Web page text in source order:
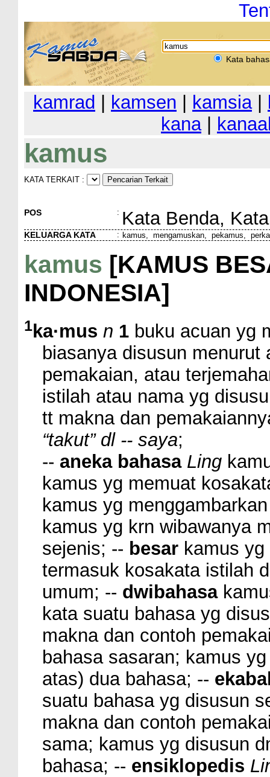
Kata
kamrad kamsen kamsia|
kana|
kamus
KATA TERKAIT :
POS : Kata Benda,
KELUARGA KATA : kamus, mengamuskan, pekamus,
kamus [KAMUS
INDONESIA]
1 ka·mus n 1 buku acuan yg
biasanya disusun
pemakaian, atau
istilah atau nama yg
tt makna dan
“takut” dl -- saya;
-- aneka bahasa Ling
kamus yg memuat
kamus yg
kamus yg krn wibawanya
sejenis; -- besar kamus
termasuk kosakata istilah
umum; -- dwibahasa
kata suatu bahasa yg
makna dan contoh
bahasa sasaran; kamus
atas) dua bahasa; --
suatu bahasa yg disusun
makna dan contoh
sama; kamus yg disusun
bahasa; -- ensiklopedis